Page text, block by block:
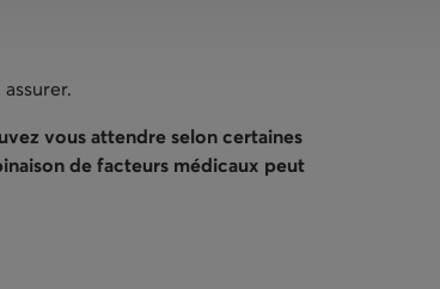
vous attendre selon certaines
de facteurs médicaux peut